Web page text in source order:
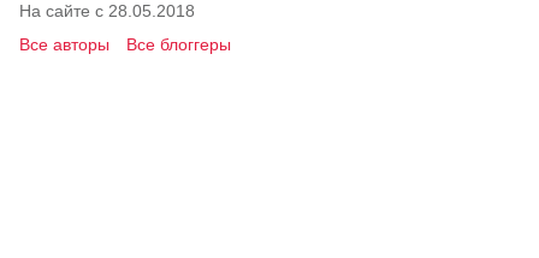
На сайте с 28.05.2018
Все авторы
Все блоггеры